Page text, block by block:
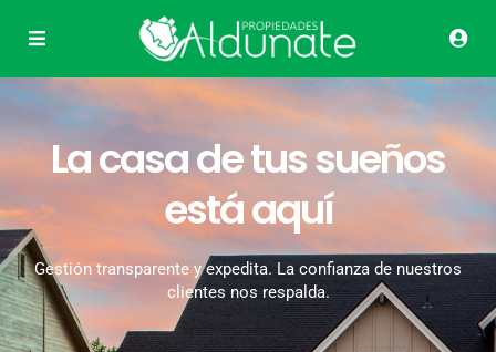
La casa de tus sueños
está aquí
Gestión transparente y expedita. La confianza de nuestros
clientes nos respalda.